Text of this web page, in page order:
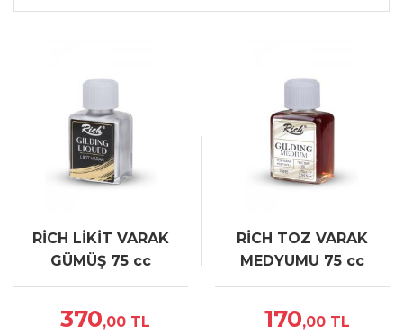
RİCH LİKİT VARAK
GÜMÜŞ 75 cc
370,00 TL
RİCH TOZ VARAK
MEDYUMU 75 cc
170,00TL